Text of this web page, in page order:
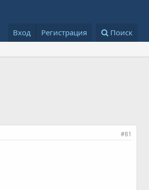
Вход Регистрация Поиск
#81